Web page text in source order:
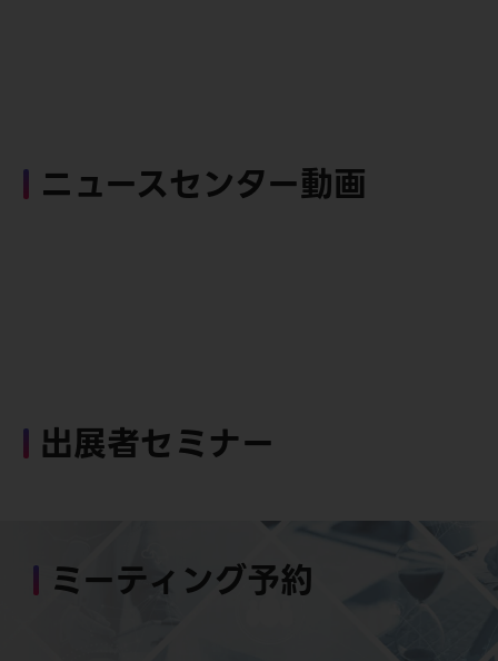
ニュースセンター動画
出展者セミナー
ミーティング予約